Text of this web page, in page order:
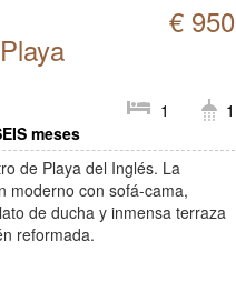
€ 950
1
1
meses
de Playa del Inglés. La
moderno con sofá-cama,
de ducha y inmensa terraza
reformada.